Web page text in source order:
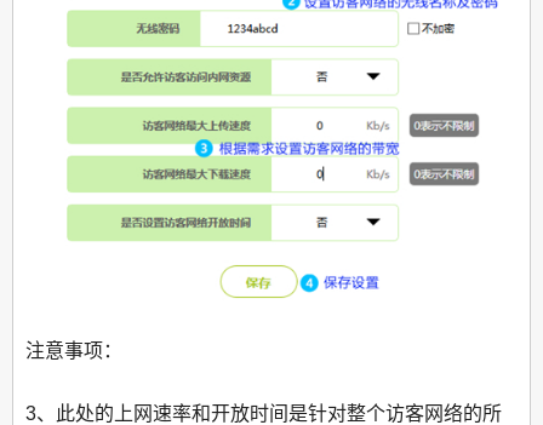
注意事项：
3、此处的上网速率和开放时间是针对整个访客网络的所